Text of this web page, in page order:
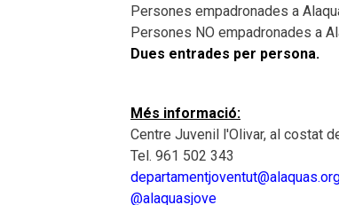
Persones empadronades a
Persones NO empadronades a
Dues entrades per persona.
Més informació:
Centre Juvenil l'Olivar, al costat
Tel. 961 502 343
@alaquasjove